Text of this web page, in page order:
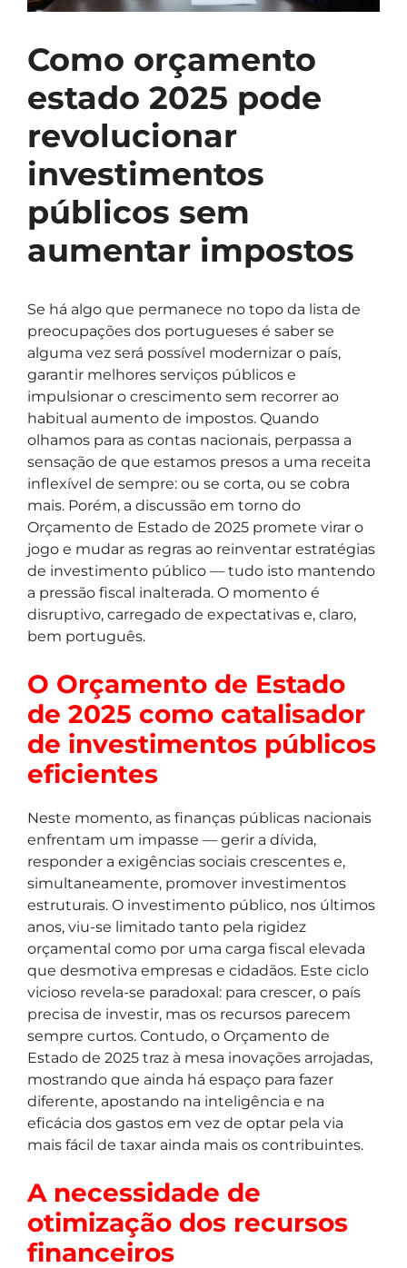
Como orçamento
estado 2025 pode
revolucionar
investimentos
públicos sem
aumentar impostos
Se há algo que permanece no topo da lista de
preocupações dos portugueses é saber se
alguma vez será possível modernizar o país,
garantir melhores serviços públicos e
impulsionar o crescimento sem recorrer ao
habitual aumento de impostos. Quando
olhamos para as contas nacionais, perpassa a
sensação de que estamos presos a uma receita
inflexível de sempre: ou se corta, ou se cobra
mais. Porém, a discussão em torno do
Orçamento de Estado de 2025 promete virar o
jogo e mudar as regras ao reinventar estratégias
de investimento público — tudo isto mantendo
a pressão fiscal inalterada. O momento é
disruptivo, carregado de expectativas e, claro,
bem português.
O Orçamento de Estado
de 2025 como catalisador
de investimentos públicos
eficientes
Neste momento, as finanças públicas nacionais
enfrentam um impasse — gerir a dívida,
responder a exigências sociais crescentes e,
simultaneamente, promover investimentos
estruturais. O investimento público, nos últimos
anos, viu-se limitado tanto pela rigidez
orçamental como por uma carga fiscal elevada
que desmotiva empresas e cidadãos. Este ciclo
vicioso revela-se paradoxal: para crescer, o país
precisa de investir, mas os recursos parecem
sempre curtos. Contudo, o Orçamento de
Estado de 2025 traz à mesa inovações arrojadas,
mostrando que ainda há espaço para fazer
diferente, apostando na inteligência e na
eficácia dos gastos em vez de optar pela via
mais fácil de taxar ainda mais os contribuintes.
A necessidade de
otimização dos recursos
financeiros